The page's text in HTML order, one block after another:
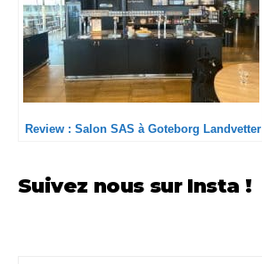
Review : Salon SAS à Goteborg Landvetter
Suivez nous sur Insta !